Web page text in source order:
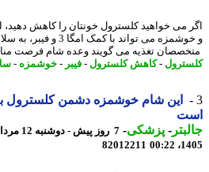
می خواهید کلسترول خونتان را کاهش دهید، از
و خوشمزه می تواند با کمک امگا
تغذیه می گویند وعده شام فرصت
-کاهش کلسترول-فیبر -خوشمزه-
این شام خوشمزه دشمن کلسترول بد
-پزشکی-
7 روز پیش - دوشنبه 12 مرداد
82012211